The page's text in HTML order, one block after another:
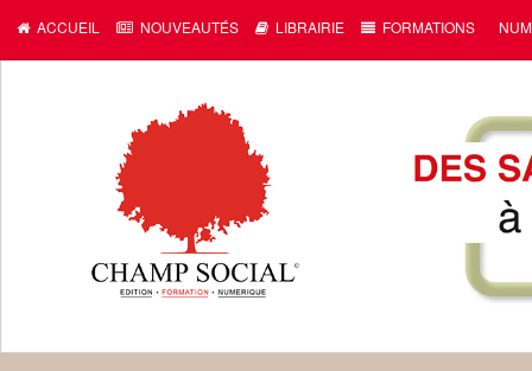
ACCUEIL NOUVEAUTÉS LIBRAIRIE FORMATIONS